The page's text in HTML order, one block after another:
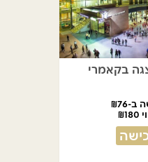
בקאמרי
ב-₪76